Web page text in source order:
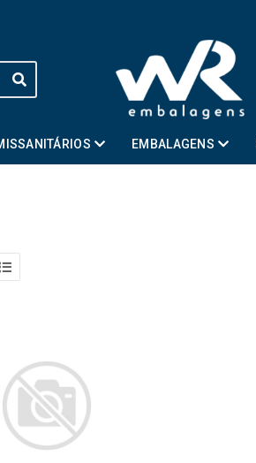
EMBALAGENS